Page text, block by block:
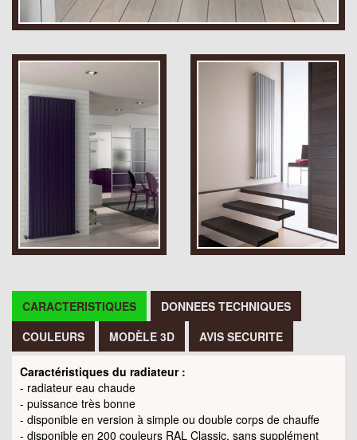
CARACTERISTIQUES
DONNEES TECHNIQUES
COULEURS
MODÈLE 3D AVIS SECURITE
Caractéristiques du radiateur :
- radiateur eau chaude
- puissance très bonne
- disponible en version à simple ou double corps de chauffe
- disponible en 200 couleurs RAL Classic, sans supplément